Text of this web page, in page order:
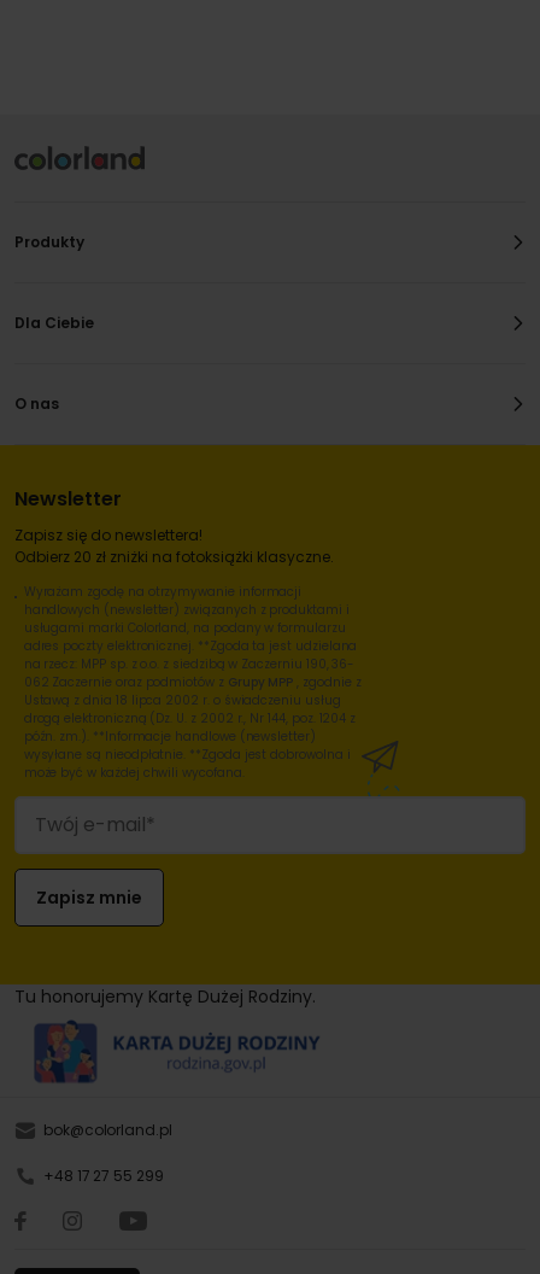
Produkty
Dla Ciebie
O nas
Newsletter
Zapisz się do newslettera!
Odbierz 20 zł zniżki na fotoksiążki klasyczne.
Wyrażam zgodę na otrzymywanie informacji
handlowych (newsletter) związanych z produktami i
usługami marki Colorland, na podany w formularzu
adres poczty elektronicznej. **Zgoda ta jest udzielana
na rzecz: MPP sp. z o.o. z siedzibą w Zaczerniu 190, 36-
062 Zaczernie oraz podmiotów z Grupy MPP , zgodnie z
Ustawą z dnia 18 lipca 2002 r. o świadczeniu usług
drogą elektroniczną (Dz. U. z 2002 r., Nr 144, poz. 1204 z
późn. zm.). **Informacje handlowe (newsletter)
wysyłane są nieodpłatnie. **Zgoda jest dobrowolna i
może być w każdej chwili wycofana.
Tu honorujemy Kartę Dużej Rodziny.
bok@colorland.pl
+48 17 27 55 299